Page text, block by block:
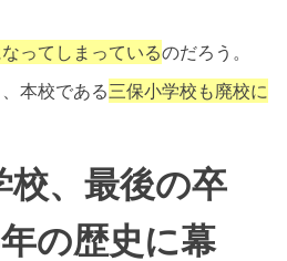
ってしまっているのだろう。
本校である三保小学校も廃校に
校、最後の卒
の歴史に幕